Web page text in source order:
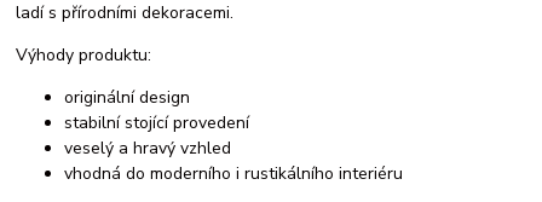
ladí s přírodními dekoracemi.
Výhody produktu:
originální design
stabilní stojící provedení
veselý a hravý vzhled
vhodná do moderního i rustikálního interiéru